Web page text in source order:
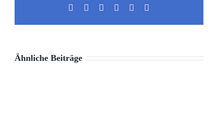
Facebook LinkedInWhatsApp
Pinterest
Ähnliche Beiträge